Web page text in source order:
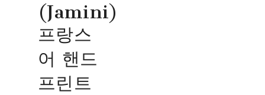
(Jamini)
프랑스
어 핸드
프린트